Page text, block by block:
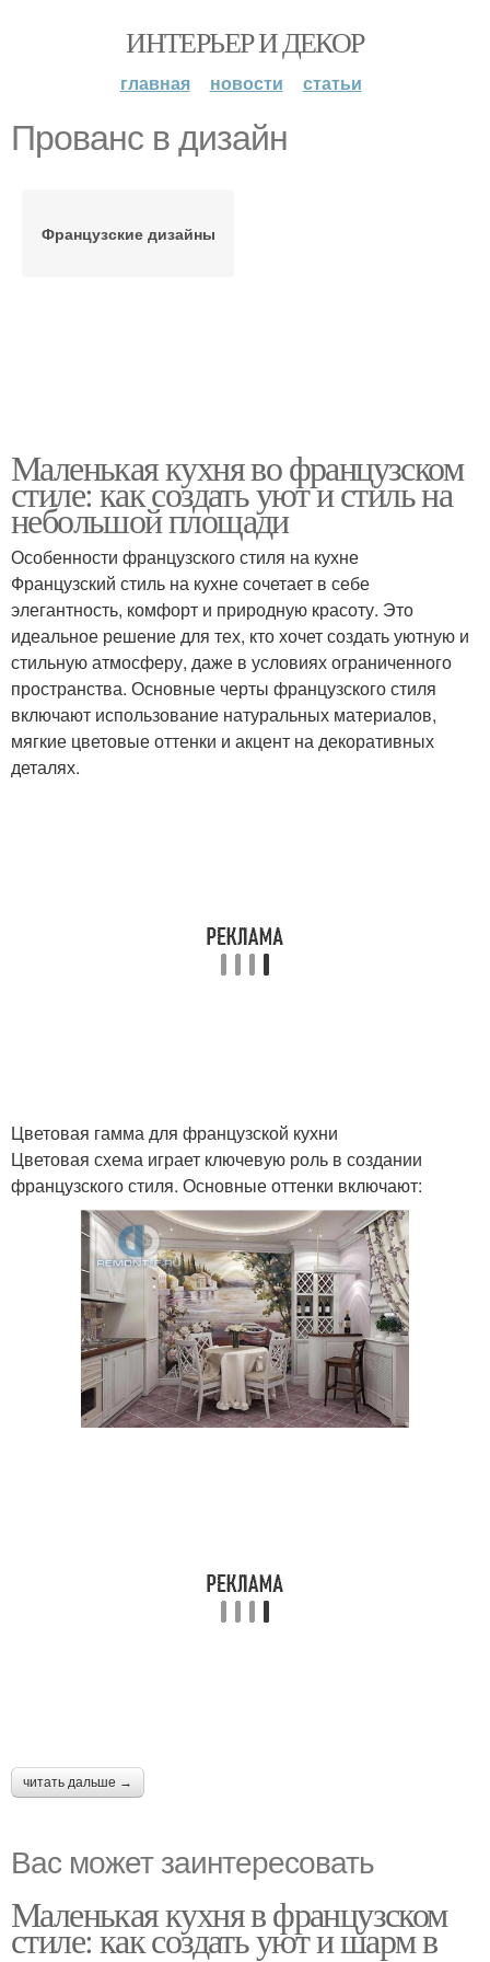
ИНТЕРЬЕР И ДЕКОР
главная новости статьи
Прованс в дизайн
Французские дизайны
Маленькая кухня во французском
стиле: как создать уют и стиль на
небольшой площади
Особенности французского стиля на кухне
Французский стиль на кухне сочетает в себе
элегантность, комфорт и природную красоту. Это
идеальное решение для тех, кто хочет создать уютную и
стильную атмосферу, даже в условиях ограниченного
пространства. Основные черты французского стиля
включают использование натуральных материалов,
мягкие цветовые оттенки и акцент на декоративных
деталях.
Цветовая гамма для французской кухни
Цветовая схема играет ключевую роль в создании
французского стиля. Основные оттенки включают:
читать дальше →
Вас может заинтересовать
Маленькая кухня в французском
стиле: как создать уют и шарм в